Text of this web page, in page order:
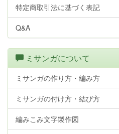
特定商取引法に基づく表記
Q&A
ミサンガについて
ミサンガの作り方・編み方
ミサンガの付け方・結び方
編みこみ文字製作図